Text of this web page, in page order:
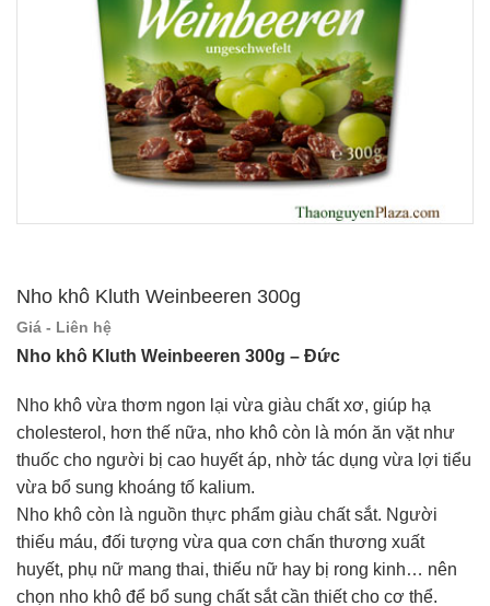
Nho khô Kluth Weinbeeren 300g
Giá - Liên hệ
Nho khô Kluth Weinbeeren 300g – Đức
Nho khô vừa thơm ngon lại vừa giàu chất xơ, giúp hạ
cholesterol, hơn thế nữa, nho khô còn là món ăn vặt như
thuốc cho người bị cao huyết áp, nhờ tác dụng vừa lợi tiểu
vừa bổ sung khoáng tố kalium.
Nho khô còn là nguồn thực phẩm giàu chất sắt. Người
thiếu máu, đối tượng vừa qua cơn chấn thương xuất
huyết, phụ nữ mang thai, thiếu nữ hay bị rong kinh… nên
chọn nho khô để bổ sung chất sắt cần thiết cho cơ thể.